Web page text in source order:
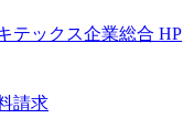
テックス企業総合 HP
請求